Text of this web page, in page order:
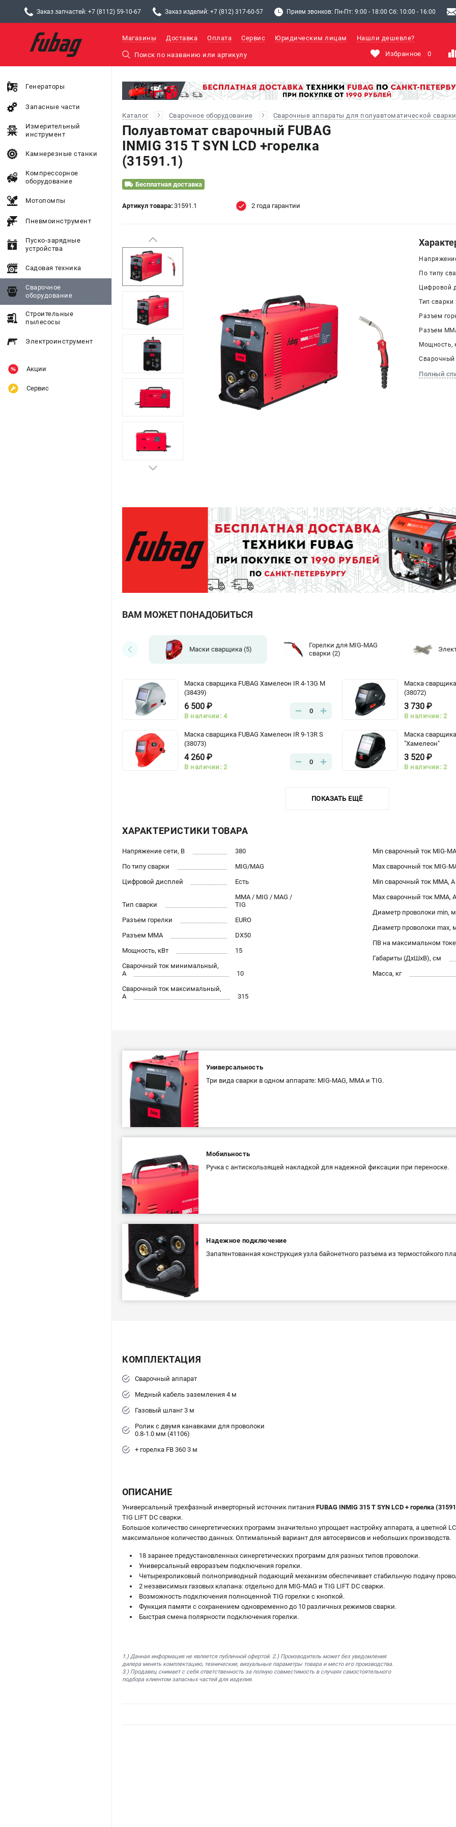
Заказ запчастей: +7 (8112) 59-10-67 Заказ изделий: +7 (812) 317-60-57 Прием звонков: Пн-Пт: 9:00 - 18:00 Сб: 10:00 - 16:00
Магазины Доставка Оплата Сервис Юридическим лицам Нашли дешевле?
Избранное 0
Генераторы
Запасные части
Измерительный
инструмент
Камнерезные станки
Компрессорное
оборудование
Мотопомпы
Пневмоинструмент
Пуско-зарядные
устройства
Садовая техника
Сварочное
оборудование
Строительные
пылесосы
Электроинструмент
Акции
Сервис
Каталог Сварочное оборудование Сварочные аппараты для полуавтоматической
Полуавтомат сварочный FUBAG
INMIG 315 Т SYN LCD +горелка
(31591.1)
Бесплатная доставка
Артикул товара: 31591.1 2 года гарантии
По типу
Цифровой
Тип сварки
Разъем
Разъем
Мощность,
Сварочный
Полный
ВАМ МОЖЕТ ПОНАДОБИТЬСЯ
Маски сварщика (5)
Горелки для MIG-MAG
сварки (2)
Маска сварщика FUBAG Хамелеон IR 4-13G M
(38439)
6 500 ₽
В наличии: 4
0
Маска
(38072)
3 730 ₽
В наличии: 2
Маска сварщика FUBAG Хамелеон IR 9-13R S
(38073)
4 260 ₽
В наличии: 2
0
Маска сварщика
"Хамелеон"
3 520 ₽
В наличии: 2
ПОКАЗАТЬ ЕЩЁ
ХАРАКТЕРИСТИКИ ТОВАРА
Напряжение сети, В
380
По типу сварки
MIG/MAG
Цифровой дисплей
Есть
Тип сварки
MMA / MIG / MAG /
TIG
Разъем горелки
EURO
Разъем ММА
DX50
Мощность, кВт
15
Сварочный ток минимальный,
А
10
Сварочный ток максимальный,
А
315
Min сварочный ток MIG-
Max сварочный ток MIG-
Min сварочный ток ММА, А
Max сварочный ток ММА, А
Диаметр проволоки min,
Диаметр проволоки max,
ПВ на максимальном
Габариты (ДхШхВ), см
Масса, кг
Универсальность
Три вида сварки в одном аппарате: MIG-MAG, MMA и TIG.
Мобильность
Ручка с антискользящей накладкой для надежной фиксации при переноске.
Надежное подключение
Запатентованная конструкция узла байонетного разъема из термостойкого
КОМПЛЕКТАЦИЯ
Сварочный аппарат
Медный кабель заземления 4 м
Газовый шланг 3 м
Ролик с двумя канавками для проволоки
0.8-1.0 мм (41106)
+ горелка FB 360 3 м
ОПИСАНИЕ
Универсальный трехфазный инверторный источник питания FUBAG INMIG 315 Т SYN LCD + горелка
TIG LIFT DC сварки.
Большое количество синергетических программ значительно упрощает настройку аппарата, а цветной
максимальное количество данных. Оптимальный вариант для автосервисов и небольших производств.
18 заранее предустановленных синергетических программ для разных типов проволоки.
Универсальный евроразъем подключения горелки.
Четырехроликовый полноприводный подающий механизм обеспечивает стабильную подачу
2 независимых газовых клапана: отдельно для MIG-MAG и TIG LIFT DC сварки.
Возможность подключения полноценной TIG горелки с кнопкой.
Функция памяти с сохранением одновременно до 10 различных режимов сварки.
Быстрая смена полярности подключения горелки.
1.) Данная информация не является публичной офертой. 2.) Производитель может без уведомления
дилера менять комплектацию, технические, визуальные параметры товара и место его производства.
3.) Продавец снимает с себя ответственность за полную совместимость в случаях самостоятельного
подбора клиентом запасных частей для изделия.